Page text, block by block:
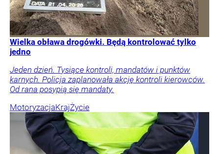
Wielka obława drogówki. Będą kontrolować tylko
jedno
Jeden dzień. Tysiące kontroli, mandatów i punktów
karnych. Policja zaplanowała akcję kontroli kierowców.
Od rana posypią się mandaty.
MotoryzacjaKrajŻycie